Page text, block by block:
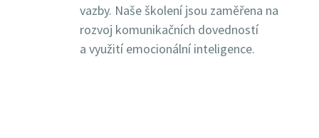
vazby. Naše školení jsou zaměřena na
rozvoj komunikačních dovedností
a využití emocionální inteligence.